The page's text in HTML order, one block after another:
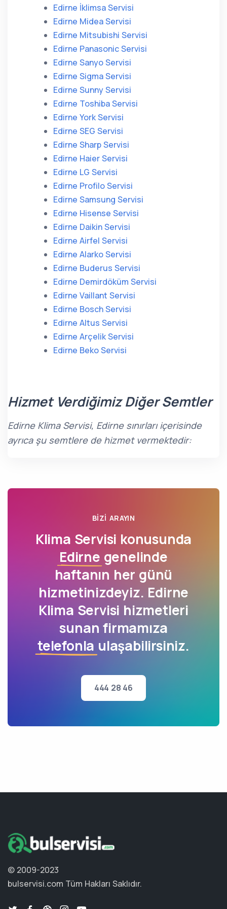
Edirne İklimsa Servisi
Edirne Midea Servisi
Edirne Mitsubishi Servisi
Edirne Panasonic Servisi
Edirne Sanyo Servisi
Edirne Sigma Servisi
Edirne Sunny Servisi
Edirne Toshiba Servisi
Edirne York Servisi
Edirne SEG Servisi
Edirne Sharp Servisi
Edirne Haier Servisi
Edirne LG Servisi
Edirne Profilo Servisi
Edirne Samsung Servisi
Edirne Hisense Servisi
Edirne Daikin Servisi
Edirne Airfel Servisi
Edirne Alarko Servisi
Edirne Buderus Servisi
Edirne Demirdöküm Servisi
Edirne Vaillant Servisi
Edirne Bosch Servisi
Edirne Altus Servisi
Edirne Arçelik Servisi
Edirne Beko Servisi
Hizmet Verdiğimiz Diğer Semtler
Edirne Klima Servisi, Edirne sınırları içerisinde
ayrıca şu semtlere de hizmet vermektedir:
BIZI ARAYIN
Klima Servisi konusunda
Edirne genelinde
haftanın her günü
hizmetinizdeyiz. Edirne
Klima Servisi hizmetleri
sunan firmamıza
telefonla ulaşabilirsiniz.
444 28 46
© 2009-2023
bulservisi.com Tüm Hakları Saklıdır.